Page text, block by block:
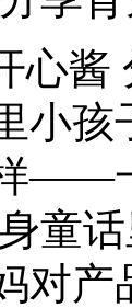
心酱
小孩
——
身童
对产